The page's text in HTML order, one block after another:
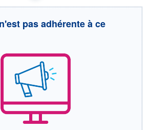
places
33,0000
+ BAS
0,0000
CAPITAL ÉCHANGÉ
0,00%
CAPI.
BOURSIÈRE
2 997 MCAD
pas adhérente à ce